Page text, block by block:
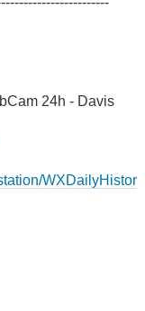
24h - Davis
WXDailyHistor